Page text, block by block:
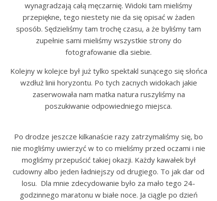
wynagradzają całą męczarnię. Widoki tam mieliśmy
przepiękne, tego niestety nie da się opisać w żaden
sposób. Sędzieliśmy tam trochę czasu, a że byliśmy tam
zupełnie sami mieliśmy wszystkie strony do
fotografowanie dla siebie.
Kolejny w kolejce był już tylko spektakl sunącego się słońca
wzdłuż linii horyzontu. Po tych zacnych widokach jakie
zaserwowała nam matka natura ruszyliśmy na
poszukiwanie odpowiedniego miejsca.
Po drodze jeszcze kilkanaście razy zatrzymaliśmy się, bo
nie mogliśmy uwierzyć w to co mieliśmy przed oczami i nie
mogliśmy przepuścić takiej okazji. Każdy kawałek był
cudowny albo jeden ładniejszy od drugiego. To jak dar od
losu. Dla mnie zdecydowanie było za mało tego 24-
godzinnego maratonu w białe noce. Ja ciągle po dzień